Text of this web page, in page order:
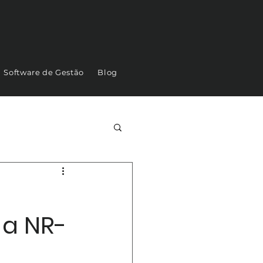
Software de Gestão Blog
NR-